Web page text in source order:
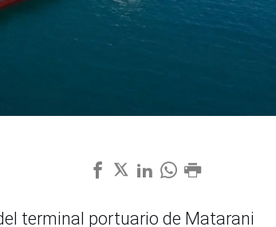
terminal portuario de Matarani